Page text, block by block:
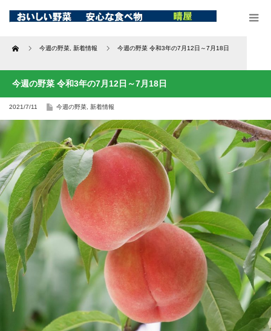
Home 今週の野菜 新着情報 今週の野菜 令和3年の7月12日～7月18日
今週の野菜 令和3年の7月12日～7月18日
2021/7/11 今週の野菜 新着情報